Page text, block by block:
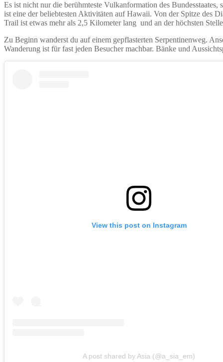
Es ist nicht nur die berühmteste Vulkanformation des Bundesstaates,
ist eine der beliebtesten Aktivitäten auf Hawaii. Von der Spitze des
Trail ist etwas mehr als 2,5 Kilometer lang und an der höchsten
Zu Beginn wanderst du auf einem gepflasterten Serpentinenweg.
Wanderung ist für fast jeden Besucher machbar. Bänke und
View this post on Instagram
A post shared by Asia (@a_sia_em)